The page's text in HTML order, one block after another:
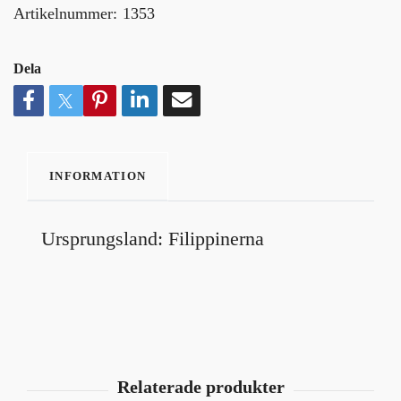
Artikelnummer: 1353
Dela
INFORMATION
Ursprungsland: Filippinerna